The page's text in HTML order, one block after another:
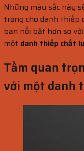
Những màu sắc này
trọng cho danh thiếp
bạn nổi bật hơn so
một danh thiếp chất
Tầm quan
với một danh